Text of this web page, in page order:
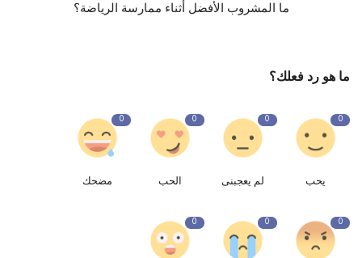
ما المشروب الأفضل أثناء ممارسة الرياضة؟
ما هو رد فعلك؟
0
يحب
0
لم يعجبنى
0
الحب
0
مضحك
0
0
0